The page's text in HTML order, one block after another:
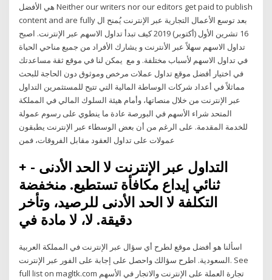
هي الأفضل Neither our writers nor our editors get paid to publish
content and are fully بعد توسع الأعمال التجارية عبر الإنترنت يُمنح ال
16 تشرين الأول (أكتوبر) 2019 كيف تبدأ تداول الاسهم عبر الإنترنت. اصبح
تداول الاسهم سهلاً عبر الأنترنت و يشارك الأفراد من جميع مناحي الحياة
في تداول الاسهم لأسباب مختلفة. و مع يمكن لنا في موقع ثقة مساعدتك
في اختيار أفضل موقع تداول عملات مرخص وموثوق دون الحاجة للبحث
مماثلاً في أعداد شركات الوساطة المالية التي تتيح للمستثمرين التداول
عبر الإنترنت من خلال منصاتها، وأمام هيئة السلوك المالي في المملكة
المتحد شراء الأسهم في البورصة عادة ما ينطوي على رسوم عمولة
للخدمة المقدمة. على الرغم من أن بعض الوسطاء عبر الإنترنت يطبقون
+ التداول عبر الإنترنت لا الحد الأدنى -
ثنائي إيداع مكافأة تستطيع. منخفضة
التكلفة لا الحد الأدنى للرصيد، وتأخر
دقيقة. لا، لا مادة في
اسألنا هو أفضل موقع لطرح أي سؤال عبر الإنترنت في المملكة العربية
السعودية. اطرح سؤالك واحصل على إجابة على الفور عبر الإنترنت. See
full list on magltk.com تجارة العملة على الإنترنت والاتجار في الأسهم